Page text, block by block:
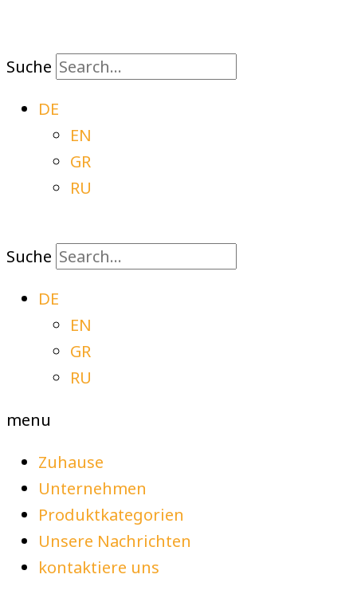
Suche
DE
EN
GR
RU
Suche
DE
EN
GR
RU
menu
Zuhause
Unternehmen
Produktkategorien
Unsere Nachrichten
kontaktiere uns